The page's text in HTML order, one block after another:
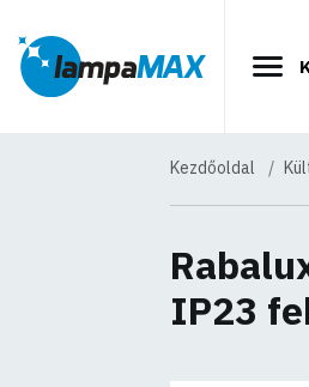
Kezdőoldal
IP23